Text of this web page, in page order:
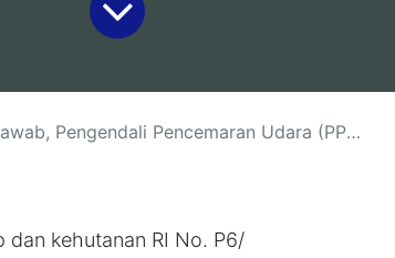
BNSP:(10-12 Agustus 2026, Jakarta )(19-21 Agustus 2026, Malang )(26-28 Agustus 2026, Bali)(2-4 September 2026, Bandung)
dan kehutanan RI No. P6/